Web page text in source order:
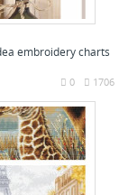
embroidery charts
1706
0